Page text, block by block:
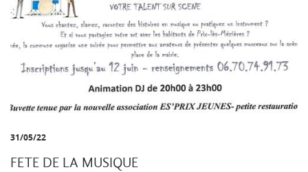
31/05/22
FETE DE LA MUSIQUE